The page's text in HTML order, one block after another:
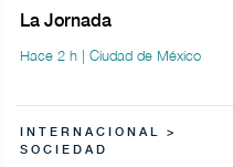
La Jornada
Hace 2 h | Ciudad de México
INTERNACIONAL >
SOCIEDAD